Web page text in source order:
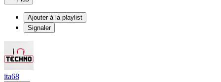
Ajouter à la playlist
Signaler
ita68